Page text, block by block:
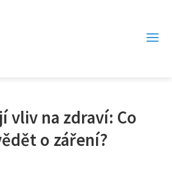
vliv na zdraví: Co
o záření?